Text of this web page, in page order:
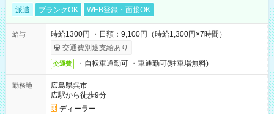
派遣 ブランクOK WEB登録・面接OK
給与
時給1300円 ・日額：9,100円（時給1,300円×7時間）
交通費別途支給あり
交通費 ・自転車通勤可 ・車通勤可(駐車場無料)
勤務地
広島県呉市
広駅から徒歩9分
ディーラー